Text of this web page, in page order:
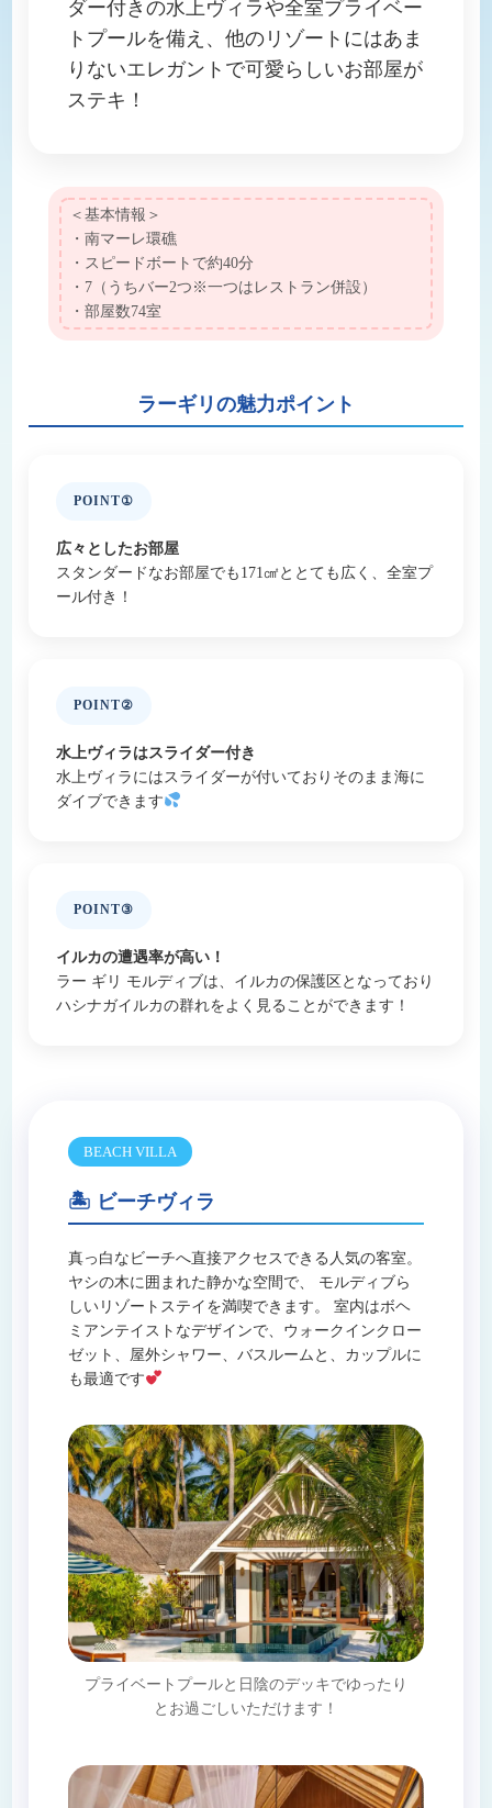
ダー付きの水上ヴィラや全室プライベー
トプールを備え、他のリゾートにはあま
りないエレガントで可愛らしいお部屋が
ステキ！
＜基本情報＞
・南マーレ環礁
・スピードボートで約40分
・7（うちバー2つ※一つはレストラン併設）
・部屋数74室
ラーギリの魅力ポイント
POINT①
広々としたお部屋
スタンダードなお部屋でも171㎠ととても広く、全室プ
ール付き！
POINT②
水上ヴィラはスライダー付き
水上ヴィラにはスライダーが付いておりそのまま海に
ダイブできます
POINT③
イルカの遭遇率が高い！
ラー ギリ モルディブは、イルカの保護区となっており
ハシナガイルカの群れをよく見ることができます！
BEACH VILLA
🏝 ビーチヴィラ
真っ白なビーチへ直接アクセスできる人気の客室。
ヤシの木に囲まれた静かな空間で、 モルディブら
しいリゾートステイを満喫できます。 室内はボヘ
ミアンテイストなデザインで、ウォークインクロー
ゼット、屋外シャワー、バスルームと、カップルに
も最適です
プライベートプールと日陰のデッキでゆったり
とお過ごしいただけます！